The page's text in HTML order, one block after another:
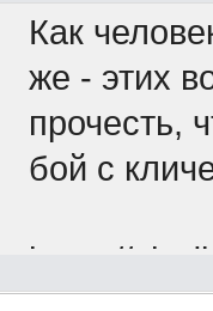
деянием.
поступок
Советский
Как
же - этих
прочесть,
бой с
https://